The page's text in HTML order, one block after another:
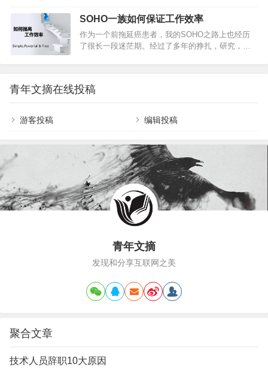
点：1.花10分钟列出当日计划2.管理你的四象限：重
要紧急 重要非紧急 不重要紧急 不重要不紧急3.专注
记录你的时间，进行总结6.学会休息，养…
只要开始行动，就比毫不作为强无数倍；3. 相比在
一天内做很多事，长时间坚持做一件事，累积起来
的影响力会更大。我提高工作效率的方法，总结起
来有三个方面：注重“循环”，每天从总结开始，到计
性不如烂笔头，把与工作的一切记录下来；新人最
重要的是建立一个好的工作习惯，来…
SOHO一族如何保证工作效率
作为一个前拖延癌患者，我的SOHO之路上也经历
了很长一段迷茫期。经过了多年的挣扎，研究，学
建立自己的规则。你可以想象一张空白的日程表，
上班的时候，每天的固定时间段的事项是固定的，
就好像拼图的核心区域已经拼好了。因此，我们处
理每个意外任务的时候，只要找到有空白的地方，
一个空白的框，和一大堆零散的拼图，让人无从下
手。空白越多…
青年文摘在线投稿
游客投稿 编辑投稿
青年文摘
发现和分享互联网之美
聚合文章
技术人员辞职10大原因